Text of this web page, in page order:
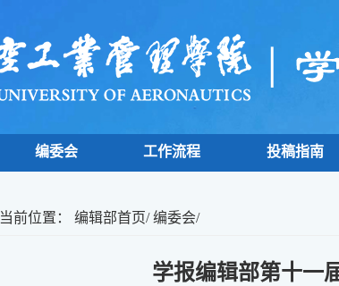
编委会 工作流程 投稿指南
当前位置： 编辑部首页/ 编委会/
学报编辑部第十一